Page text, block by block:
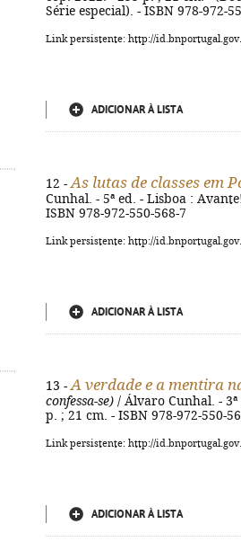
Série especial). - ISBN 978-972-
Link persistente: http://
ADICIONAR À LISTA
12 - As lutas de classes em
Cunhal. - 5ª ed. - Lisboa :
ISBN 978-972-550-568-7
Link persistente: http://
ADICIONAR À LISTA
13 - A verdade e a mentira
confessa-se) / Álvaro Cunhal. -
p. ; 21 cm. - ISBN 978-972-550-
Link persistente: http://
ADICIONAR À LISTA